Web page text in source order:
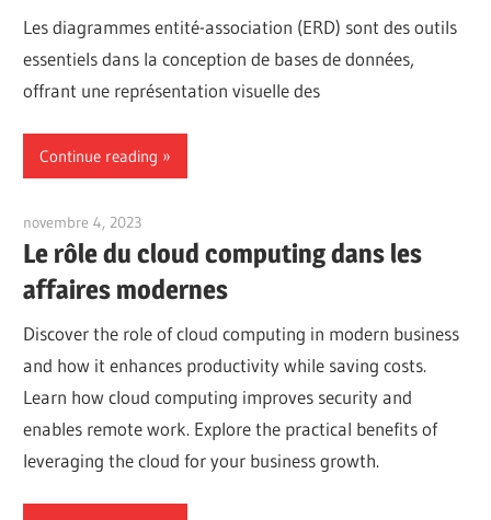
Les diagrammes entité-association (ERD) sont des outils
essentiels dans la conception de bases de données,
offrant une représentation visuelle des
Continue reading
novembre 4, 2023
Le rôle du cloud computing dans les
affaires modernes
Discover the role of cloud computing in modern business
and how it enhances productivity while saving costs.
Learn how cloud computing improves security and
enables remote work. Explore the practical benefits of
leveraging the cloud for your business growth.